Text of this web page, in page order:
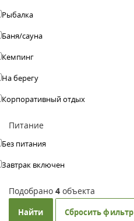
Рыбалка
Баня/сауна
Кемпинг
На берегу
Корпоративный отдых
Питание
Без питания
Завтрак включен
Подобрано 4 объекта
Найти Сбросить фильтр